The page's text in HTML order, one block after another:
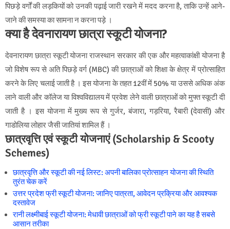
पिछड़े वर्गों की लड़कियों को उनकी पढ़ाई जारी रखने में मदद करना है, ताकि उन्हें आने-
जाने की समस्या का सामना न करना पड़े ।
क्या है देवनारायण छात्रा स्कूटी योजना?
देवनारायण छात्रा स्कूटी योजना राजस्थान सरकार की एक और महत्वाकांक्षी योजना है
जो विशेष रूप से अति पिछड़े वर्ग (MBC) की छात्राओं को शिक्षा के क्षेत्र में प्रोत्साहित
करने के लिए चलाई जाती है । इस योजना के तहत 12वीं में 50% या उससे अधिक अंक
लाने वाली और कॉलेज या विश्वविद्यालय में प्रवेश लेने वाली छात्राओं को मुफ्त स्कूटी दी
जाती है । इस योजना में मुख्य रूप से गुर्जर, बंजारा, गड़रिया, रैबारी (देवासी) और
गाडोलिया लोहार जैसी जातियां शामिल हैं ।
छात्रवृत्ति एवं स्कूटी योजनाएं (Scholarship & Scooty
Schemes)
छात्रवृत्ति और स्कूटी की नई लिस्ट: अपनी बालिका प्रोत्साहन योजना की स्थिति
तुरंत चेक करें
उत्तर प्रदेश फ्री स्कूटी योजना: जानिए पात्रता, आवेदन प्रक्रिया और आवश्यक
दस्तावेज
रानी लक्ष्मीबाई स्कूटी योजना: मेधावी छात्राओं को फ्री स्कूटी पाने का यह है सबसे
आसान तरीका